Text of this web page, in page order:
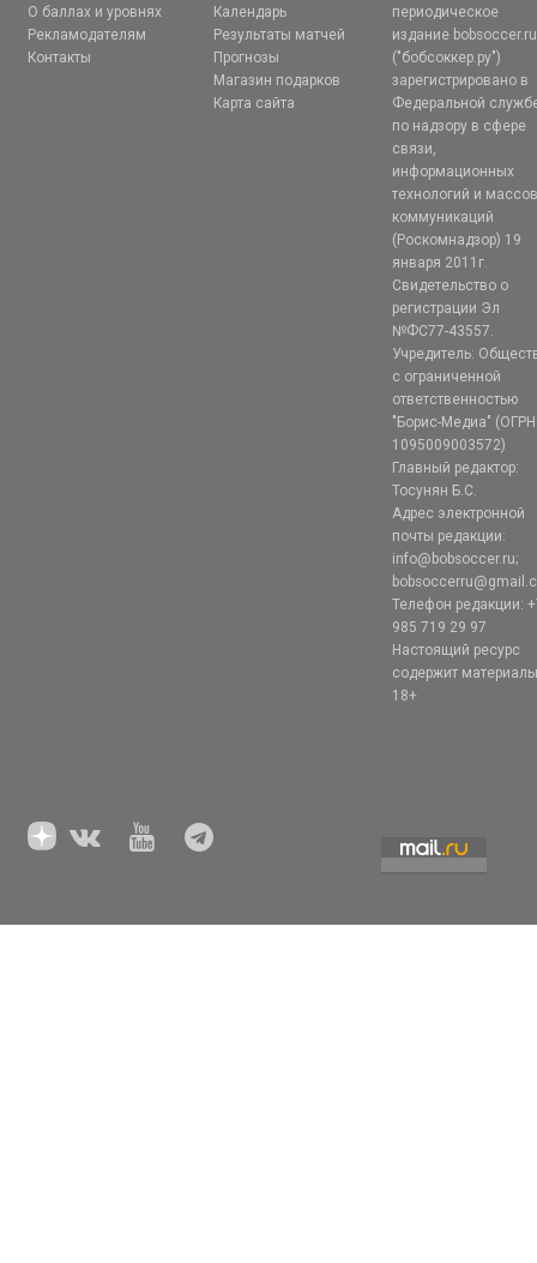
О баллах и уровнях
Рекламодателям
Контакты
Календарь
Результаты матчей
Прогнозы
Магазин подарков
Карта сайта
периодическое
издание bobsoccer.ru
("бобсоккер.ру")
зарегистрировано в
Федеральной
по надзору в сфере
связи,
информационных
технологий и
коммуникаций
(Роскомнадзор) 19
января 2011г.
Свидетельство о
регистрации Эл
№ФС77-43557.
Учредитель:
с ограниченной
ответственностью
"Борис-Медиа" (ОГРН
1095009003572)
Главный редактор:
Тосунян Б.С.
Адрес электронной
почты редакции:
info@bobsoccer.ru;
Телефон редакции:
985 719 29 97
Настоящий ресурс
содержит
18+